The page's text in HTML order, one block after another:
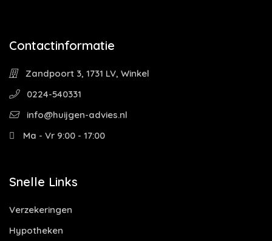
Contactinformatie
Zandpoort 3, 1731 LV, Winkel
0224-540331
info@huijgen-advies.nl
Ma - Vr 9:00 - 17:00
Snelle Links
Verzekeringen
Hypotheken